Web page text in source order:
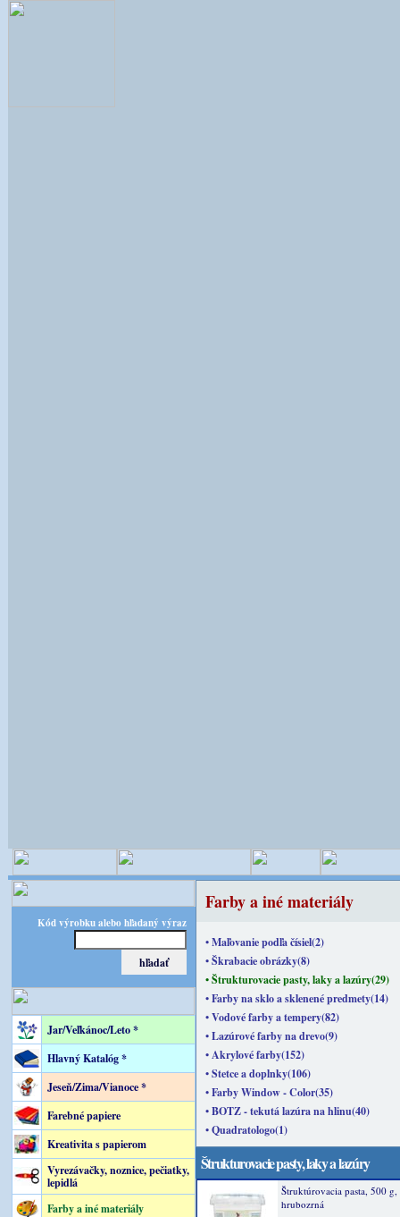
Kód výrobku alebo hľadaný výraz
Jar/Veľkánoc/Leto *
Hlavný Katalóg *
Jeseň/Zima/Vianoce *
Farebné papiere
Kreativita s papierom
Vyrezávačky, noznice, pečiatky,
lepidlá
Farby a iné materiály
Farby a iné materiály
• Maľovanie podľa čísiel(2)
• Škrabacie obrázky(8)
• Štrukturovacie pasty, laky a lazúry(29)
• Farby na sklo a sklenené predmety(14)
• Vodové farby a tempery(82)
• Lazúrové farby na drevo(9)
• Akrylové farby(152)
• Stetce a doplnky(106)
• Farby Window - Color(35)
• BOTZ - tekutá lazúra na hlinu(40)
• Quadratologo(1)
Štrukturovacie pasty, laky a lazúry
Štruktúrovacia pasta, 500 g,
hrubozrná